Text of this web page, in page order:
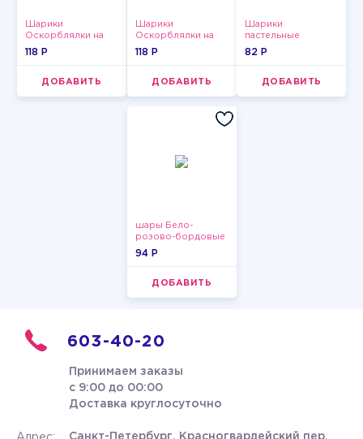
Шарики
Оскорблялки на
день рождения для
118 P
ДОБАВИТЬ
Шарики
Оскорблялки на
день рождения для
118 P
ДОБАВИТЬ
Шарики
пастельные
82 P
ДОБАВИТЬ
шары Бело-
розово-бордовые
металлик
94 P
ДОБАВИТЬ
603-40-20
Принимаем заказы
с 9:00 до 00:00
Доставка круглосуточно
Санкт-Петербург, Красногвардейский пер.